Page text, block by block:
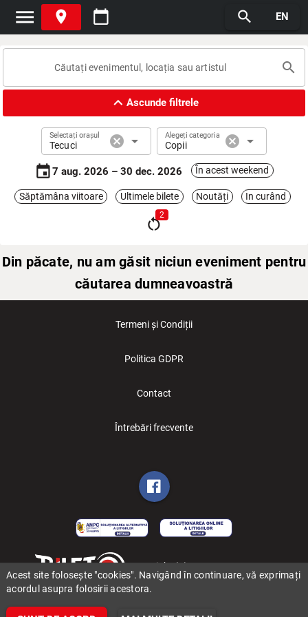
menu place calendar_today search EN
search
expand_lessAscunde filtrele
Selectați orașul
Tecuci cancel arrow_drop_down Alegeți categoria
Copii cancel arrow_drop_down
event7 aug. 2026 – 30 dec. 2026 În acest weekend
Săptămâna viitoare Ultimele bilete Noutăți In curând
restart_alt
2
Din păcate, nu am găsit niciun eveniment pentru
căutarea dumneavoastră
Termeni și Condiții
Politica GDPR
Contact
Întrebări frecvente
Copyright (C) 2006-2026 BILET.ro
Acest site folosește "cookies". Navigând în continuare, vă exprimați
acordul asupra folosirii acestora.